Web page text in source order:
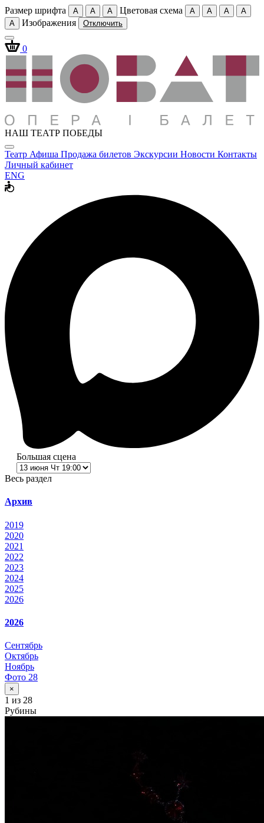
Размер шрифта A A A Цветовая схема A A A
A
A
Изображения Отключить
0
НАШ ТЕАТР ПОБЕДЫ
Театр Афиша Продажа билетов Экскурсии Новости Контакты
Личный кабинет
ENG
Большая сцена
Весь раздел
Архив
2019
2020
2021
2022
2023
2024
2025
2026
2026
Сентябрь
Октябрь
Ноябрь
Фото 28
×
1 из 28
Рубины